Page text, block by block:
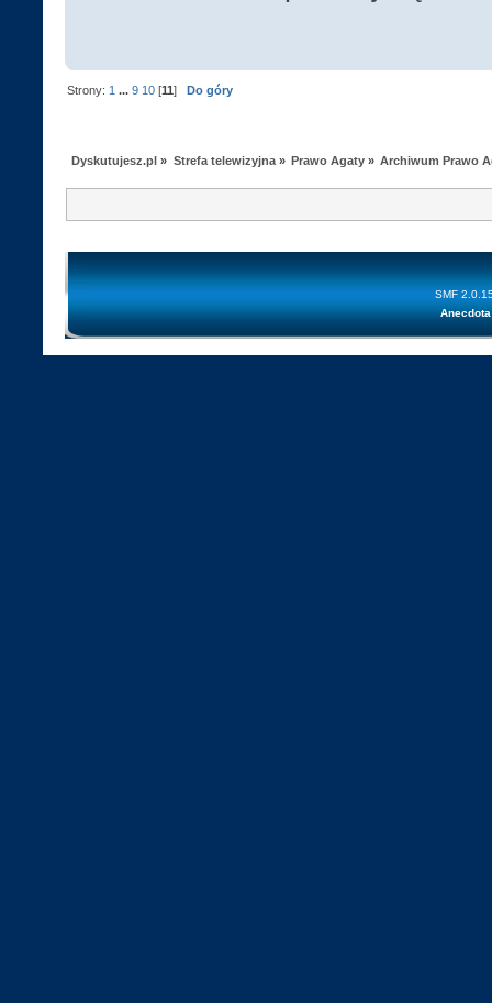
Strony: 1 ...9 10 [11]Do góry
Dyskutujesz.pl » Strefa telewizyjna» Prawo Agaty » Archiwum Prawo
SMF
Anecdota